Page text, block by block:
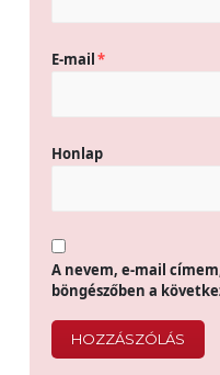
E-mail *
Honlap
A nevem, e-mail
böngészőben a